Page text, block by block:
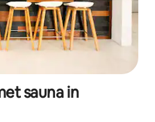
sauna in